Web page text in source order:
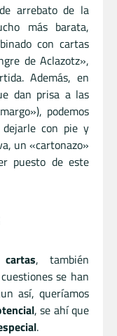
arrebato de la
más barata,
con cartas
de Aclazotz»,
Además, en
dan prisa a las
podemos
con pie y
un «cartonazo»
puesto de este
cartas, también
se han
así, queríamos
, se ahí que
.